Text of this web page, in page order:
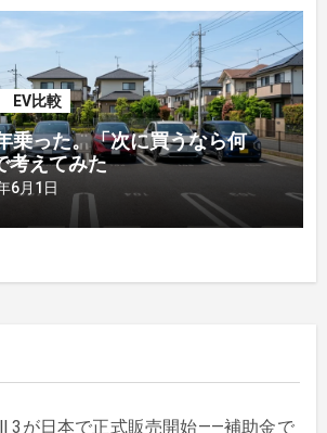
EV比較
乗った。「次に買うなら何
考えてみた
6月1日
3が日本で正式販売開始——補助金で